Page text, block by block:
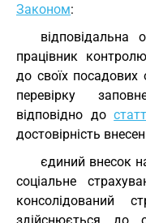
Законом:
працівник
до своїх посадових
перевірку
відповідно до
достовірність
єдиний внесок
соціальне
консолідований